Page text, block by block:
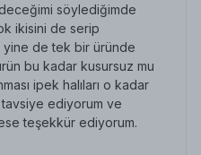
söylediğimde
ikisini de serip
de tek bir üründe
bu kadar kusursuz mu
ipek halıları o kadar
ediyorum ve
teşekkür ediyorum.